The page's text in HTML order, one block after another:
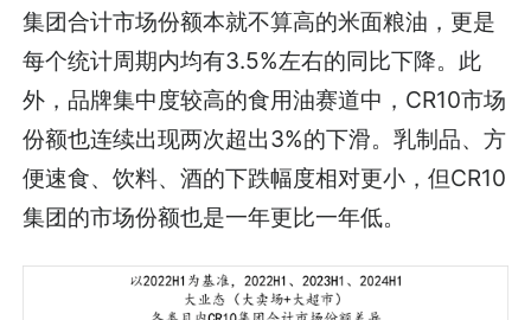
集团合计市场份额本就不算高的米面粮油，更是
每个统计周期内均有3.5%左右的同比下降。此
外，品牌集中度较高的食用油赛道中，CR10市场
份额也连续出现两次超出3%的下滑。乳制品、方
便速食、饮料、酒的下跌幅度相对更小，但CR10
集团的市场份额也是一年更比一年低。